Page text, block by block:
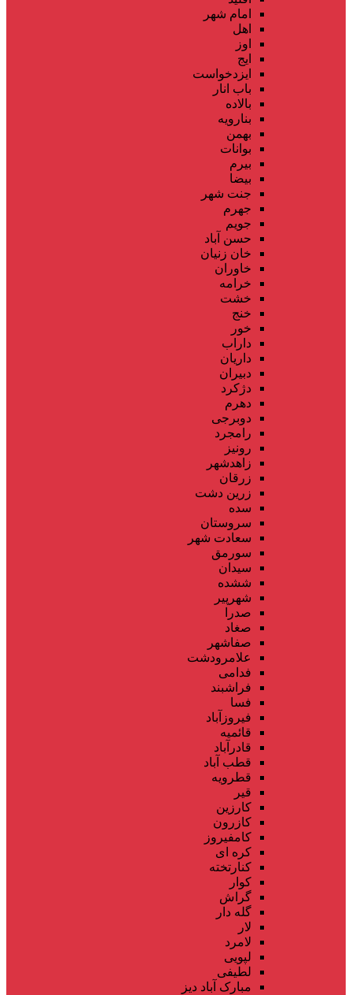
امام شهر
اهل
اوز
ایج
ایزدخواست
باب انار
بالاده
بنارویه
بهمن
بوانات
بیرم
بیضا
جنت شهر
جهرم
جویم
حسن آباد
خان زنیان
خاوران
خرامه
خشت
خنج
خور
داراب
داریان
دبیران
دژکرد
دهرم
دوبرجی
رامجرد
رونیز
زاهدشهر
زرقان
زرین دشت
سده
سروستان
سعادت شهر
سورمق
سیدان
ششده
شهرپیر
صدرا
صغاد
صفاشهر
علامرودشت
فدامی
فراشبند
فسا
فیروزآباد
قائمیه
قادرآباد
قطب آباد
قطرویه
قیر
کارزین
کازرون
کامفیروز
کره ای
کنارتخته
کوار
گراش
گله دار
لار
لامرد
لپویی
لطیفی
مبارک آباد دیز